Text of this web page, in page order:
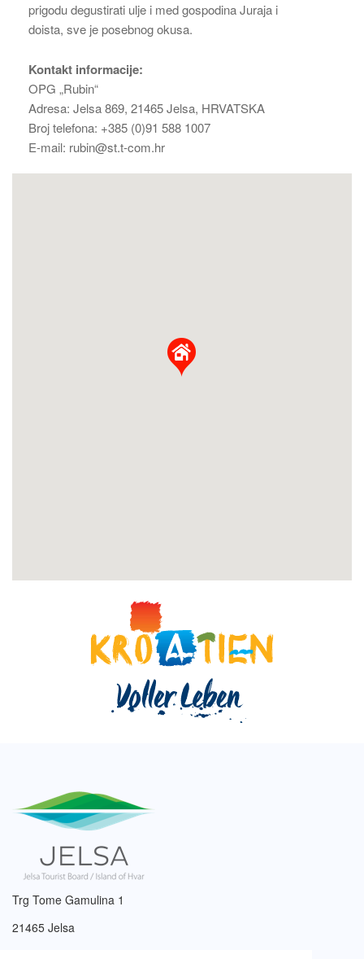
prigodu degustirati ulje i med gospodina Juraja i
doista, sve je posebnog okusa.
Kontakt informacije:
OPG „Rubin“
Adresa: Jelsa 869, 21465 Jelsa, HRVATSKA
Broj telefona: +385 (0)91 588 1007
E-mail: rubin@st.t-com.hr
Trg Tome Gamulina 1
21465 Jelsa